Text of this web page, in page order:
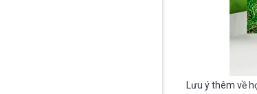
Lưu ý thêm về